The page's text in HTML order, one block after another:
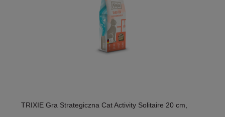
TRIXIE Gra Strategiczna Cat Activity Solitaire 20 cm,